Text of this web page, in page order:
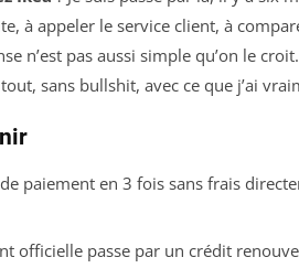
à appeler le service client, à
n’est pas aussi simple qu’on le
sans bullshit, avec ce que j’ai
paiement en 3 fois sans frais
officielle passe par un crédit